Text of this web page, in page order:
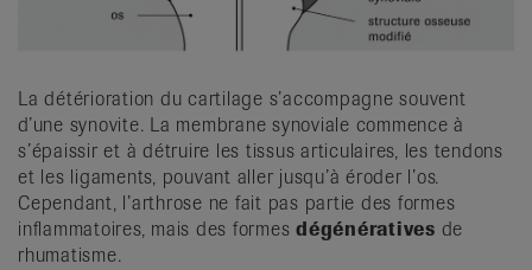
La détérioration du cartilage s’accompagne souvent
d’une synovite. La membrane synoviale commence à
s’épaissir et à détruire les tissus articulaires, les tendons
et les ligaments, pouvant aller jusqu’à éroder l’os.
Cependant, l’arthrose ne fait pas partie des formes
inflammatoires, mais des formes dégénératives de
rhumatisme.